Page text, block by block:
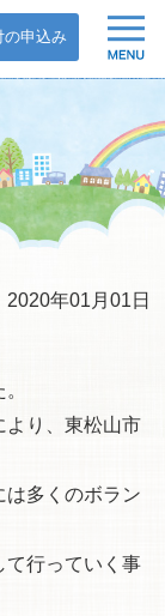
の申込み
2020年01月01日
より、東松山市
は多くのボラン
て行っていく事